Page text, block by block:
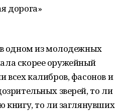
дорога»
одном из молодежных
скорее оружейный
калибров, фасонов и
зверей, то ли
книгу, то ли заглянувших